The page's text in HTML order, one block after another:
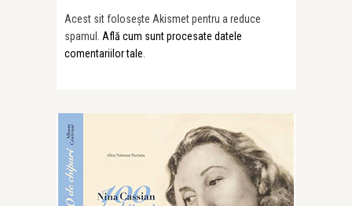
Acest sit folosește Akismet pentru a reduce
spamul. Află cum sunt procesate datele
comentariilor tale